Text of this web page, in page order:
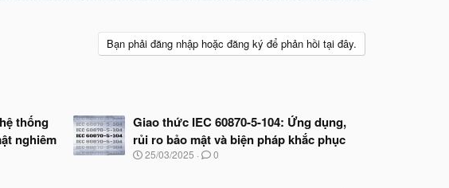
Bạn phải đăng nhập hoặc đăng ký để phản hồi tại đây.
thống
nghiêm
Giao thức IEC 60870-5-104: Ứng dụng,
rủi ro bảo mật và biện pháp khắc phục
N
25/03/2025 0